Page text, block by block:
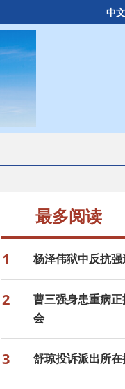
中文
最多阅读
1 杨泽伟狱中反抗
2
曹三强身患重病
会
3 舒琼投诉派出所